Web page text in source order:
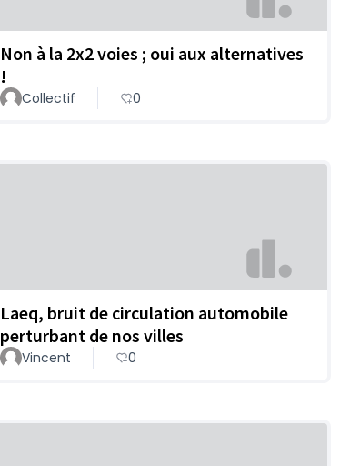
Non à la 2x2 voies ; oui aux alternatives
!
Collectif 0
Laeq, bruit de circulation automobile
perturbant de nos villes
Vincent 0